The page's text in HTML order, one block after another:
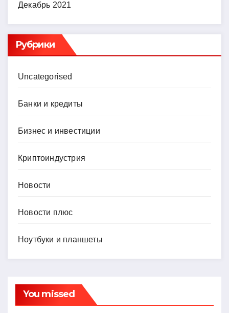
Декабрь 2021
Рубрики
Uncategorised
Банки и кредиты
Бизнес и инвестиции
Криптоиндустрия
Новости
Новости плюс
Ноутбуки и планшеты
You missed